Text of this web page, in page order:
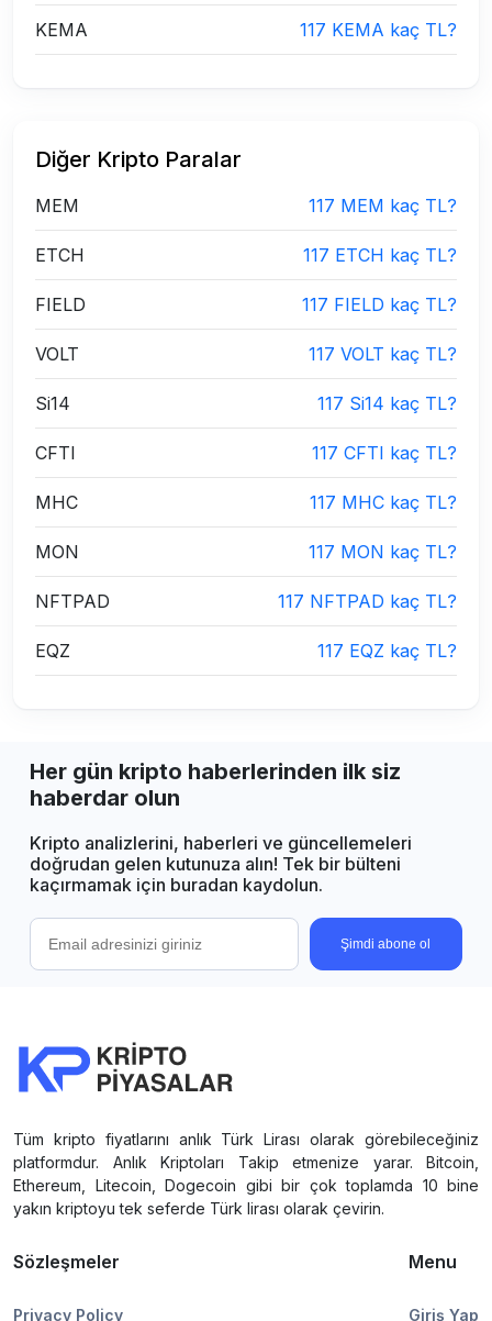
KEMA 117 KEMA kaç TL?
Diğer Kripto Paralar
MEM 117 MEM kaç TL?
ETCH 117 ETCH kaç TL?
FIELD 117 FIELD kaç TL?
VOLT 117 VOLT kaç TL?
Si14 117 Si14 kaç TL?
CFTI 117 CFTI kaç TL?
MHC 117 MHC kaç TL?
MON 117 MON kaç TL?
NFTPAD 117 NFTPAD kaç TL?
EQZ 117 EQZ kaç TL?
Her gün kripto haberlerinden ilk siz
haberdar olun
Kripto analizlerini, haberleri ve güncellemeleri
doğrudan gelen kutunuza alın! Tek bir bülteni
kaçırmamak için buradan kaydolun.
Şimdi abone ol
Tüm kripto fiyatlarını anlık Türk Lirası olarak görebileceğiniz
platformdur. Anlık Kriptoları Takip etmenize yarar. Bitcoin,
Ethereum, Litecoin, Dogecoin gibi bir çok toplamda 10 bine
yakın kriptoyu tek seferde Türk lirası olarak çevirin.
Sözleşmeler
Privacy Policy
Menu
Giriş Yap